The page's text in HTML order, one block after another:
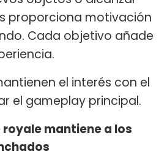
proporciona motivación
Cada objetivo añade
el interés con el
el gameplay principal.
mantiene a los